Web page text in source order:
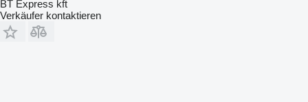
BT Express kft
Verkäufer kontaktieren